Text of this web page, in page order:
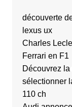
découverte
lexus ux
Charles
Ferrari en F1
Découvrez
sélectionner
110 ch